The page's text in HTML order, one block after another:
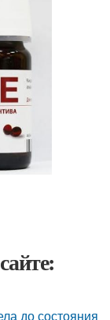
до состояния